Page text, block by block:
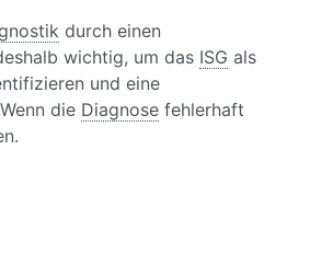
durch einen
wichtig, um das ISG als
und eine
die Diagnosefehlerhaft
im Iliosakralgelenk